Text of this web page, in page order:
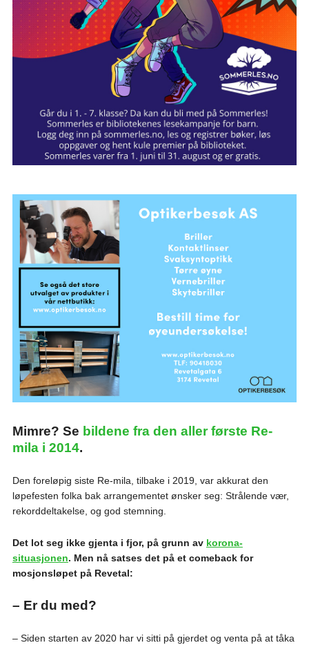
Mimre? Se bildene fra den aller første Re-
mila i 2014.
Den foreløpig siste Re-mila, tilbake i 2019, var akkurat den
løpefesten folka bak arrangementet ønsker seg: Strålende vær,
rekorddeltakelse, og god stemning.
Det lot seg ikke gjenta i fjor, på grunn av korona-
situasjonen. Men nå satses det på et comeback for
mosjonsløpet på Revetal:
– Er du med?
– Siden starten av 2020 har vi sitti på gjerdet og venta på at tåka